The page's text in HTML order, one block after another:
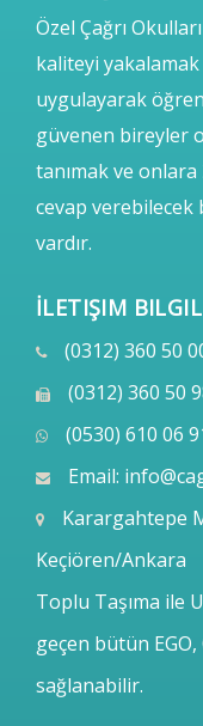
Özel Çağrı
kaliteyi
uygulayarak
güvenen bireyler
tanımak ve onlara
cevap verebilecek
vardır.
İLETIŞIM
(0312) 360 50
(0312) 360 50
(0530) 610 06
Email:
Karargahtepe
Keçiören/Ankara
Toplu Taşıma ile
geçen bütün
sağlanabilir.